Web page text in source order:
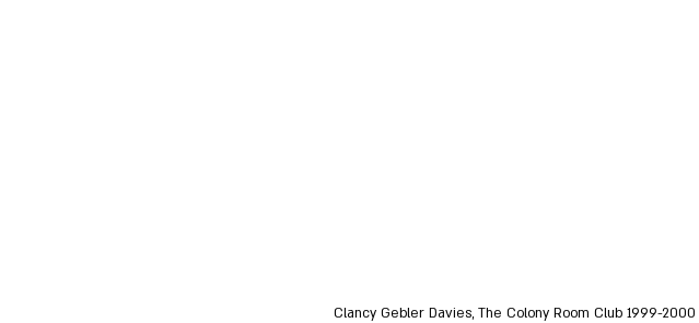
Clancy Gebler Davies, The Colony Room Club 1999-2000